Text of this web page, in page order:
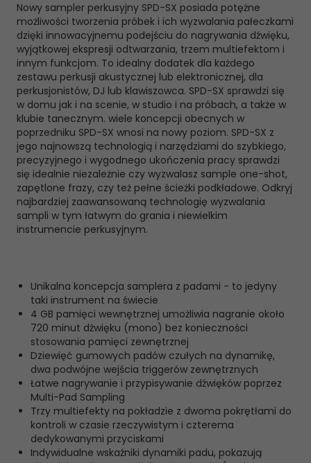
Nowy sampler perkusyjny SPD-SX posiada potężne
możliwości tworzenia próbek i ich wyzwalania pałeczkami
dzięki innowacyjnemu podejściu do nagrywania dźwięku,
wyjątkowej ekspresji odtwarzania, trzem multiefektom i
innym funkcjom. To idealny dodatek dla każdego
zestawu perkusji akustycznej lub elektronicznej, dla
perkusjonistów, DJ lub klawiszowca. SPD-SX sprawdzi się
w domu jak i na scenie, w studio i na próbach, a także w
klubie tanecznym. wiele koncepcji obecnych w
poprzedniku SPD-SX wnosi na nowy poziom. SPD-SX z
jego najnowszą technologią i narzędziami do szybkiego,
precyzyjnego i wygodnego ukończenia pracy sprawdzi
się idealnie niezależnie czy wyzwalasz sample one-shot,
zapętlone frazy, czy też pełne ścieżki podkładowe. Odkryj
najbardziej zaawansowaną technologię wyzwalania
sampli w tym łatwym do grania i niewielkim
instrumencie perkusyjnym.
Unikalna koncepcja samplera z padami - to jedyny
taki instrument na świecie
4 GB pamięci wewnętrznej umożliwia nagranie około
720 minut dźwięku (mono) bez konieczności
stosowania pamięci zewnętrznej
Dziewięć gumowych padów czułych na dynamikę,
dwa podwójne wejścia triggerów zewnętrznych
Łatwe nagrywanie i przypisywanie dźwięków poprzez
Multi-Pad Sampling
Trzy multiefekty na pokładzie z dwoma pokrętłami do
kontroli w czasie rzeczywistym i czterema
dedykowanymi przyciskami
Indywidualne wskaźniki dynamiki padu, pokazują